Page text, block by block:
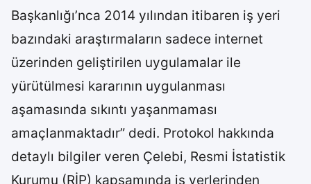
Başkanlığı’nca 2014 yılından itibaren iş yeri
bazındaki araştırmaların sadece internet
üzerinden geliştirilen uygulamalar ile
yürütülmesi kararının uygulanması
aşamasında sıkıntı yaşanmaması
amaçlanmaktadır” dedi. Protokol hakkında
detaylı bilgiler veren Çelebi, Resmi İstatistik
Kurumu (RİP) kapsamında iş yerlerinden